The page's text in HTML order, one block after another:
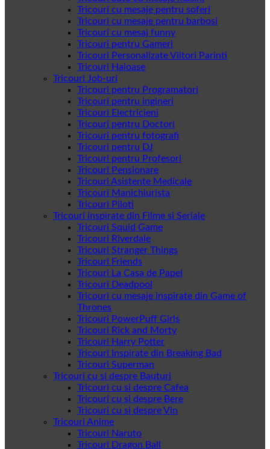
Tricouri cu mesaje pentru soferi
Tricouri cu mesaje pentru barbosi
Tricouri cu mesaj funny
Tricouri pentru Gameri
Tricouri Personalizate Viitori Parinti
Tricouri Haioase
Tricouri Job-uri
Tricouri pentru Programatori
Tricouri pentru ingineri
Tricouri Electricieni
Tricouri pentru Doctori
Tricouri pentru fotografi
Tricouri pentru DJ
Tricouri pentru Profesori
Tricouri Pensionare
Tricouri Asistente Medicale
Tricouri Manichiurista
Tricouri Piloti
Tricouri inspirate din Filme si Seriale
Tricouri Squid Game
Tricouri Riverdale
Tricouri Stranger Things
Tricouri Friends
Tricouri La Casa de Papel
Tricouri Deadpool
Tricouri cu mesaje inspirate din Game of
Thrones
Tricouri PowerPuff Girls
Tricouri Rick and Morty
Tricouri Harry Potter
Tricouri Inspirate din Breaking Bad
Tricouri Superman
Tricouri cu si despre Bauturi
Tricouri cu si despre Cafea
Tricouri cu si despre Bere
Tricouri cu si despre Vin
Tricouri Anime
Tricouri Naruto
Tricouri Dragon Ball